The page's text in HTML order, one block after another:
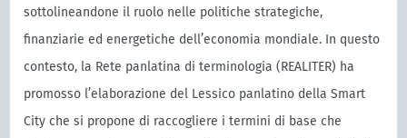
sottolineandone il ruolo nelle politiche strategiche,
finanziarie ed energetiche dell’economia mondiale. In questo
contesto, la Rete panlatina di terminologia (REALITER) ha
promosso l’elaborazione del Lessico panlatino della Smart
City che si propone di raccogliere i termini di base che